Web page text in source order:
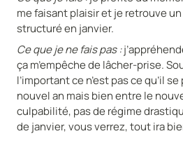
me faisant plaisir et je retrouve
structuré en janvier.
Ce que je ne fais pas :
ça m’empêche de lâcher-prise.
l’important ce n’est pas ce qu’il
nouvel an mais bien entre le
culpabilité, pas de régime
de janvier, vous verrez, tout ira